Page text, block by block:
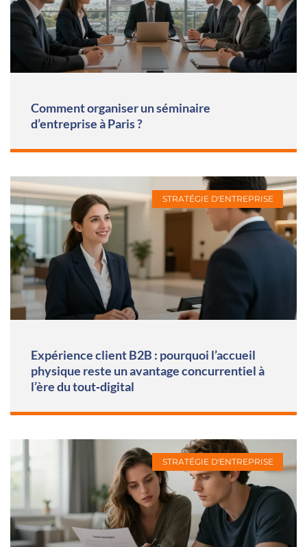
Comment organiser un séminaire
d’entreprise à Paris ?
STRATÉGIE D'ENTREPRISE
Expérience client B2B : pourquoi l’accueil
physique reste un avantage concurrentiel à
l’ère du tout‑digital
STRATÉGIE D'ENTREPRISE